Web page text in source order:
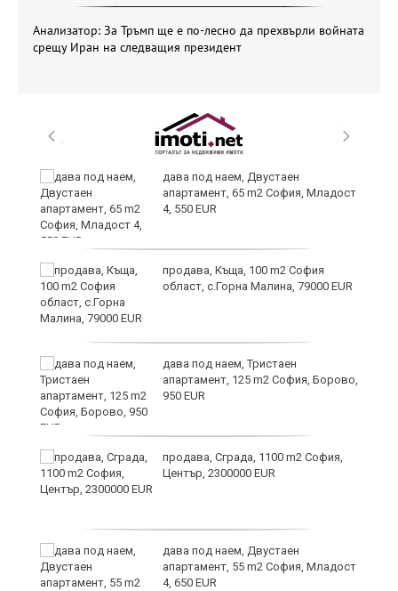
Анализатор: За Тръмп ще е по-лесно да прехвърли войната
срещу Иран на следващия президент
дава под наем, Двустаен
апартамент, 65 m2 София, Младост
4, 550 EUR
продава, Къща, 100 m2 София
област, с.Горна Малина, 79000 EUR
дава под наем, Тристаен
апартамент, 125 m2 София, Борово,
950 EUR
продава, Сграда, 1100 m2 София,
Център, 2300000 EUR
дава под наем, Двустаен
апартамент, 55 m2 София, Младост
4, 650 EUR